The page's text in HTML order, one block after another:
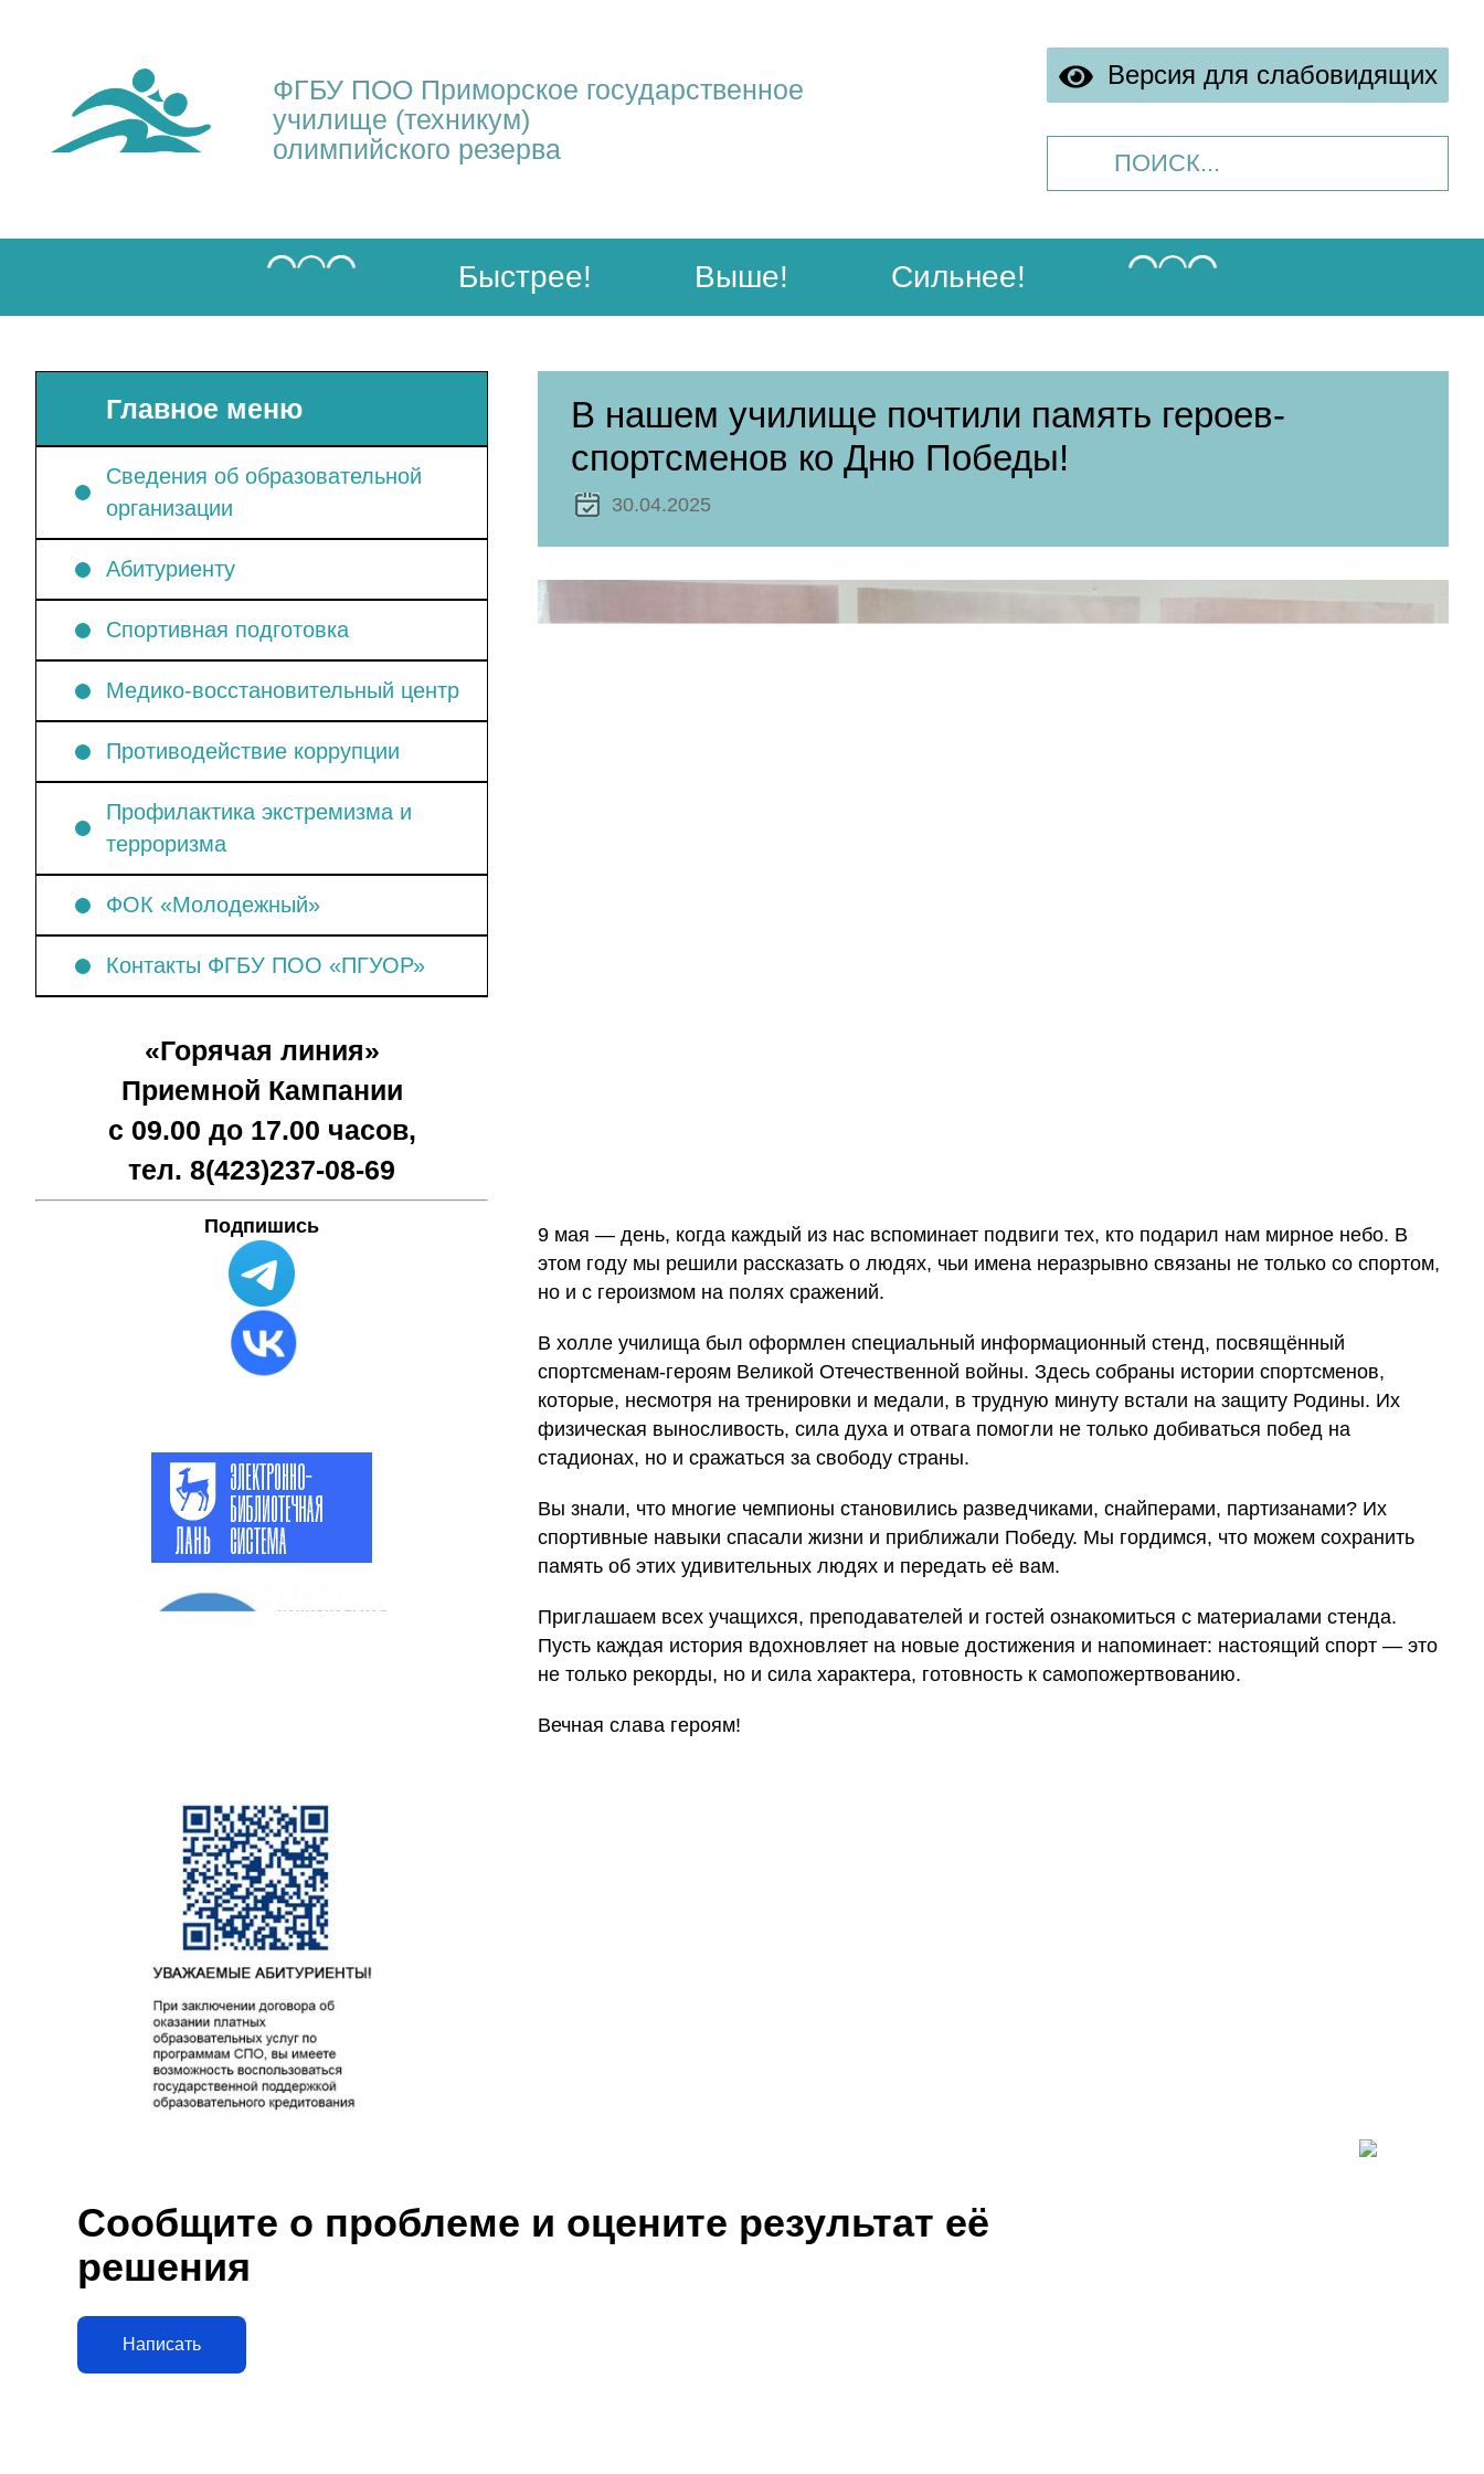
ФГБУ ПОО Приморское государственное
училище (техникум)
олимпийского резерва
Версия для слабовидящих
Быстрее! Выше! Сильнее!
Главное меню
Сведения об образовательной
организации
Абитуриенту
Спортивная подготовка
Медико-восстановительный центр
Противодействие коррупции
Профилактика экстремизма и
терроризма
ФОК «Молодежный»
Контакты ФГБУ ПОО «ПГУОР»
«Горячая линия»
Приемной Кампании
с 09.00 до 17.00 часов,
тел. 8(423)237-08-69
Подпишись
В нашем училище почтили память героев-
спортсменов ко Дню Победы!
30.04.2025
9 мая — день, когда каждый из нас вспоминает подвиги тех, кто подарил нам мирное небо. В
этом году мы решили рассказать о людях, чьи имена неразрывно связаны не только со спортом,
но и с героизмом на полях сражений.
В холле училища был оформлен специальный информационный стенд, посвящённый
спортсменам-героям Великой Отечественной войны. Здесь собраны истории спортсменов,
которые, несмотря на тренировки и медали, в трудную минуту встали на защиту Родины. Их
физическая выносливость, сила духа и отвага помогли не только добиваться побед на
стадионах, но и сражаться за свободу страны.
Вы знали, что многие чемпионы становились разведчиками, снайперами, партизанами? Их
спортивные навыки спасали жизни и приближали Победу. Мы гордимся, что можем сохранить
память об этих удивительных людях и передать её вам.
Приглашаем всех учащихся, преподавателей и гостей ознакомиться с материалами стенда.
Пусть каждая история вдохновляет на новые достижения и напоминает: настоящий спорт — это
не только рекорды, но и сила характера, готовность к самопожертвованию.
Вечная слава героям!
Сообщите о проблеме и оцените результат её
решения
Написать